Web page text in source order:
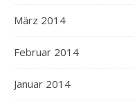
März 2014
Februar 2014
Januar 2014